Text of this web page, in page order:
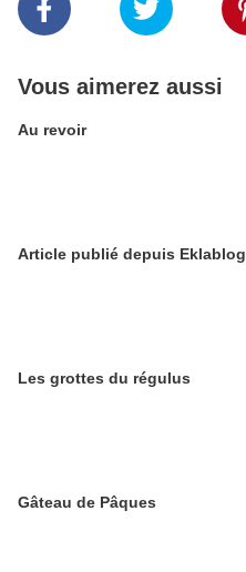
Vous aimerez aussi
Au revoir
Article publié depuis Eklablog
Les grottes du régulus
Gâteau de Pâques